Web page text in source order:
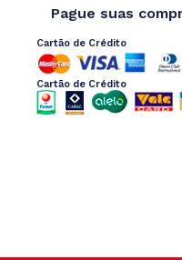
Pague suas
Cartão de Crédito
Cartão de Crédito